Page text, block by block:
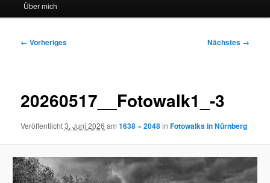
Über mich
Bilder-
← Vorheriges Nächstes →
20260517__Fotowalk1_-3
Veröffentlicht3. Juni 2026 am1638 × 2048inFotowalks in Nürnberg